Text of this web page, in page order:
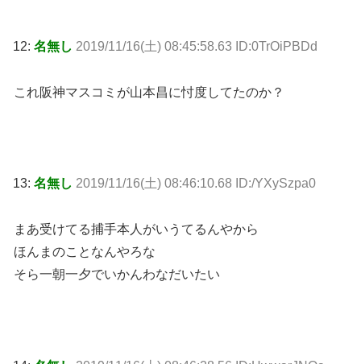
12: 名無し 2019/11/16(土) 08:45:58.63 ID:0TrOiPBDd
これ阪神マスコミが山本昌に忖度してたのか？
13: 名無し 2019/11/16(土) 08:46:10.68 ID:/YXySzpa0
まあ受けてる捕手本人がいうてるんやから
ほんまのことなんやろな
そら一朝一夕でいかんわなだいたい